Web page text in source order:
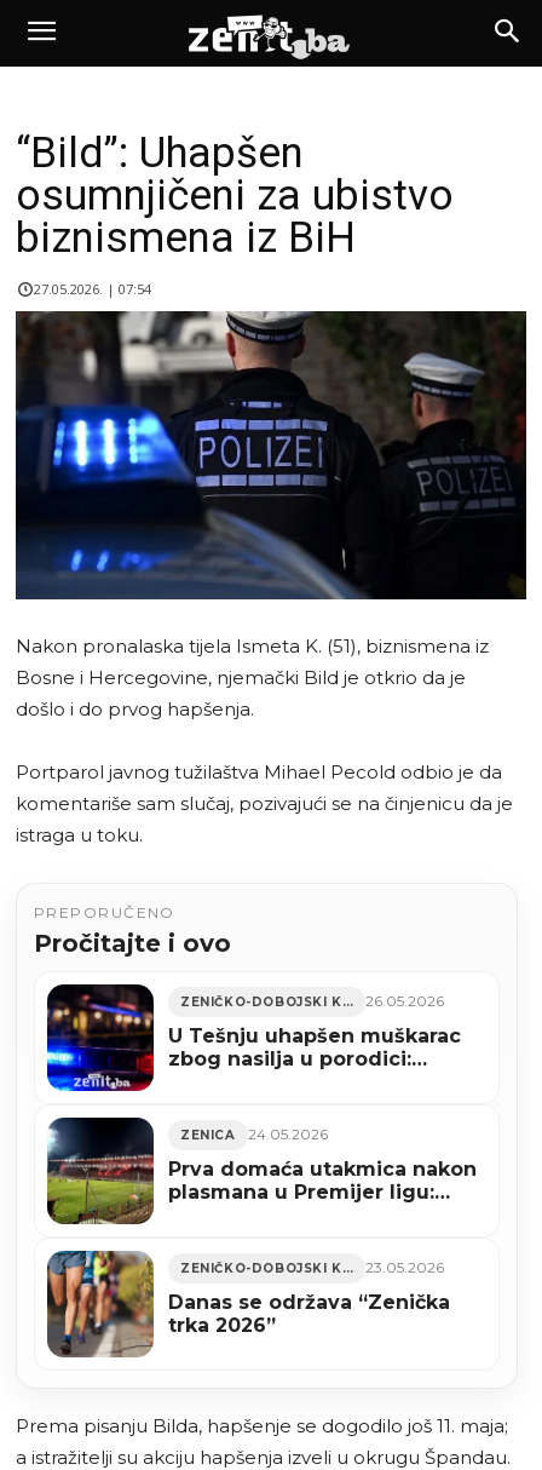
“Bild”: Uhapšen
osumnjičeni za ubistvo
biznismena iz BiH
27.05.2026. | 07:54
Nakon pronalaska tijela Ismeta K. (51), biznismena iz
Bosne i Hercegovine, njemački Bild je otkrio da je
došlo i do prvog hapšenja.
Portparol javnog tužilaštva Mihael Pecold odbio je da
komentariše sam slučaj, pozivajući se na činjenicu da je
istraga u toku.
PREPORUČENO
Pročitajte i ovo
ZENIČKO-DOBOJSKI KANTON 26.05.2026
U Tešnju uhapšen muškarac
zbog nasilja u porodici:
ZENICA 24.05.2026
Prva domaća utakmica nakon
plasmana u Premijer ligu:
ZENIČKO-DOBOJSKI KANTON 23.05.2026
Danas se održava “Zenička
trka 2026”
Prema pisanju Bilda, hapšenje se dogodilo još 11. maja;
a istražitelji su akciju hapšenja izveli u okrugu Špandau.